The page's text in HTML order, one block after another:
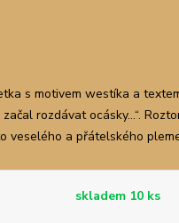
s motivem westíka a
rozdávat ocásky…“.
veselého a přátelského
skladem 10 ks